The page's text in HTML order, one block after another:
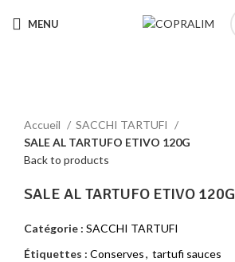
MENU
Accueil
SACCHI TARTUFI
SALE AL TARTUFO ETIVO 120G
Back to products
SALE AL TARTUFO ETIVO 120G
Catégorie : SACCHI TARTUFI
Étiquettes : Conserves, tartufi sauces